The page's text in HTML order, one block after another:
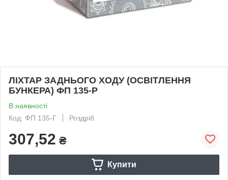
ЛІХТАР ЗАДНЬОГО ХОДУ (ОСВІТЛЕННЯ
БУНКЕРА) ФП 135-Р
В наявності
Код: ФП 135-Г
Роздріб
307,52 ₴
Купити